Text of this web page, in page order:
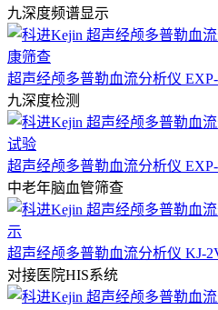
九深度频谱显示
超声经颅多普勒血流分析仪 EXP-
九深度检测
超声经颅多普勒血流分析仪 EXP-
中老年脑血管筛查
超声经颅多普勒血流分析仪 KJ-
对接医院HIS系统